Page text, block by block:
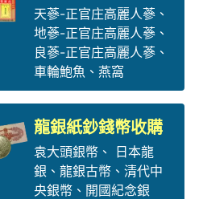
天蔘-正官庄高麗人蔘、
地蔘-正官庄高麗人蔘、
良蔘-正官庄高麗人蔘、
車輪鮑魚 、 燕窩
龍銀紙鈔錢幣收購
袁大頭銀幣、
日本龍
銀 、 龍銀古幣、 清代中
央銀幣、 開國紀念銀